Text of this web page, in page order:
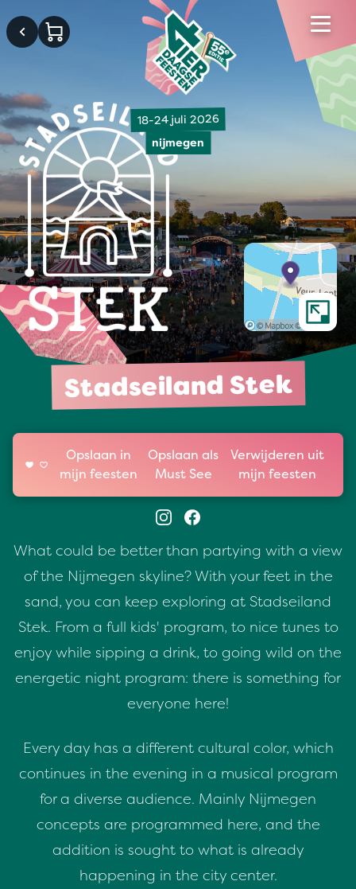
18-24 juli 2026
nijmegen
Stadseiland Stek
Opslaan in
mijn feesten
Opslaan als
Must See
Verwijderen uit
mijn feesten
What could be better than partying with a view
of the Nijmegen skyline? With your feet in the
sand, you can keep exploring at Stadseiland
Stek. From a full kids' program, to nice tunes to
enjoy while sipping a drink, to going wild on the
energetic night program: there is something for
everyone here!
Every day has a different cultural color, which
continues in the evening in a musical program
for a diverse audience. Mainly Nijmegen
concepts are programmed here, and the
addition is sought to what is already
happening in the city center.